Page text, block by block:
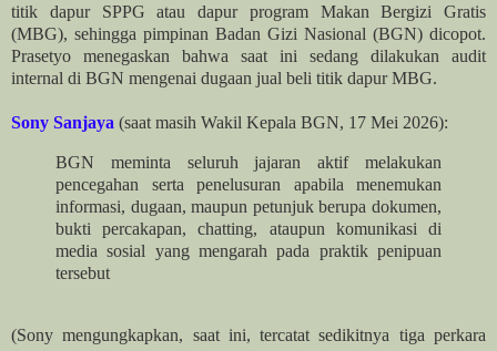
titik dapur SPPG atau dapur program Makan Bergizi Gratis
(MBG), sehingga pimpinan Badan Gizi Nasional (BGN) dicopot.
Prasetyo menegaskan bahwa saat ini sedang dilakukan audit
internal di BGN mengenai dugaan jual beli titik dapur MBG.
Sony Sanjaya (saat masih Wakil Kepala BGN, 17 Mei 2026):
BGN meminta seluruh jajaran aktif melakukan
pencegahan serta penelusuran apabila menemukan
informasi, dugaan, maupun petunjuk berupa dokumen,
bukti percakapan, chatting, ataupun komunikasi di
media sosial yang mengarah pada praktik penipuan
tersebut
(Sony mengungkapkan, saat ini, tercatat sedikitnya tiga perkara